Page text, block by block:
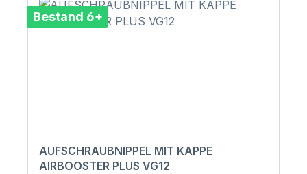
Bestand 6+
AUFSCHRAUBNIPPEL MIT KAPPE
AIRBOOSTER PLUS VG12